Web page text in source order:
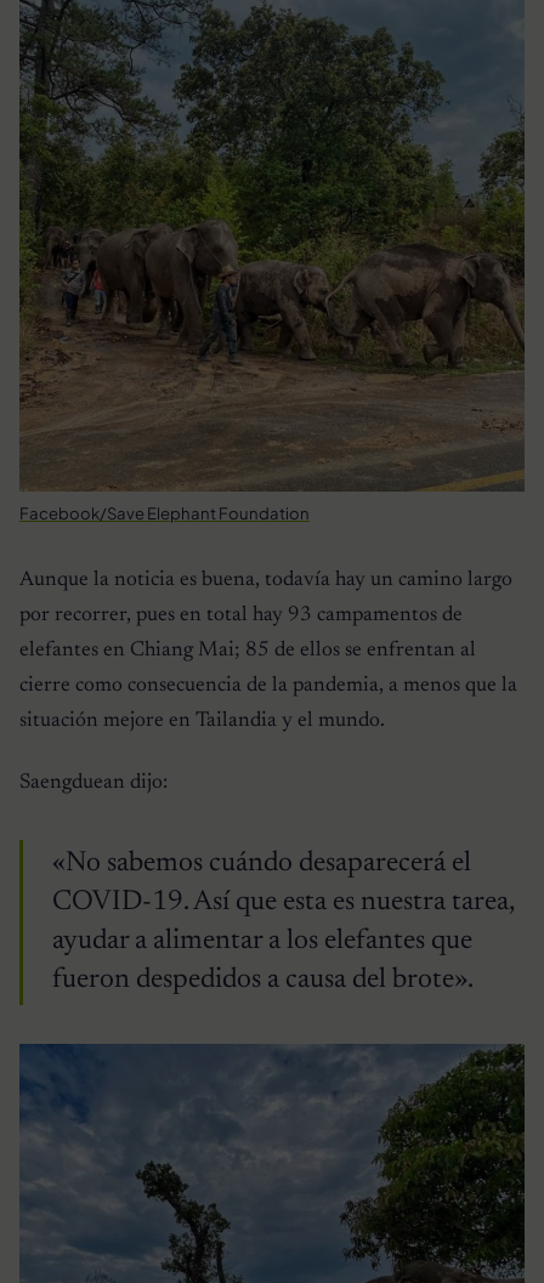
Facebook/Save Elephant Foundation
Aunque la noticia es buena, todavía hay un camino largo
por recorrer, pues en total hay 93 campamentos de
elefantes en Chiang Mai; 85 de ellos se enfrentan al
cierre como consecuencia de la pandemia, a menos que la
situación mejore en Tailandia y el mundo.
Saengduean dijo:
«No sabemos cuándo desaparecerá el
COVID-19. Así que esta es nuestra tarea,
ayudar a alimentar a los elefantes que
fueron despedidos a causa del brote».